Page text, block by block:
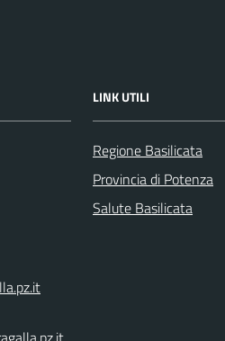
LINK UTILI
Regione Basilicata
Provincia di Potenza
Salute Basilicata